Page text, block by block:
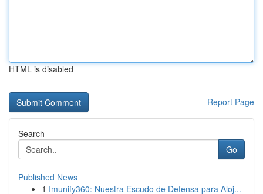
HTML is disabled
Report Page
Search
Go
Published News
1 Imunify360: Nuestra Escudo de Defensa para Aloj...